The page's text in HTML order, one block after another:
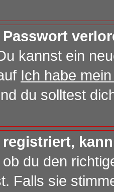
kannst ein
Ich habe
du solltest
registriert,
du den
Falls sie